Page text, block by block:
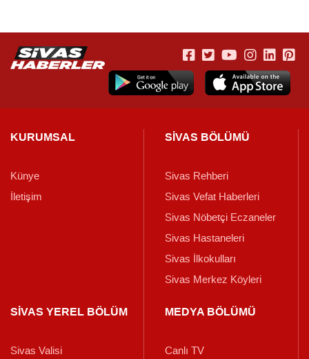
KURUMSAL
Künye
İletişim
SİVAS BÖLÜMÜ
Sivas Rehberi
Sivas Vefat Haberleri
Sivas Nöbetçi Eczaneler
Sivas Hastaneleri
Sivas İlkokulları
Sivas Merkez Köyleri
SİVAS YEREL BÖLÜM
Sivas Valisi
MEDYA BÖLÜMÜ
Canlı TV